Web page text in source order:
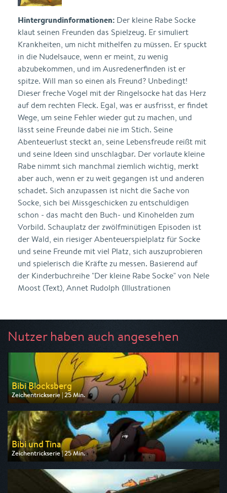
Hintergrundinformationen: Der kleine Rabe Socke
klaut seinen Freunden das Spielzeug. Er simuliert
Krankheiten, um nicht mithelfen zu müssen. Er spuckt
in die Nudelsauce, wenn er meint, zu wenig
abzubekommen, und im Ausredenerfinden ist er
spitze. Will man so einen als Freund? Unbedingt!
Dieser freche Vogel mit der Ringelsocke hat das Herz
auf dem rechten Fleck. Egal, was er ausfrisst, er findet
Wege, um seine Fehler wieder gut zu machen, und
lässt seine Freunde dabei nie im Stich. Seine
Abenteuerlust steckt an, seine Lebensfreude reißt mit
und seine Ideen sind unschlagbar. Der vorlaute kleine
Rabe nimmt sich manchmal ziemlich wichtig, merkt
aber auch, wenn er zu weit gegangen ist und anderen
schadet. Sich anzupassen ist nicht die Sache von
Socke, sich bei Missgeschicken zu entschuldigen
schon - das macht den Buch- und Kinohelden zum
Vorbild. Schauplatz der zwölfminütigen Episoden ist
der Wald, ein riesiger Abenteuerspielplatz für Socke
und seine Freunde mit viel Platz, sich auszuprobieren
und spielerisch die Kräfte zu messen. Basierend auf
der Kinderbuchreihe "Der kleine Rabe Socke" von Nele
Moost (Text), Annet Rudolph (Illustrationen
Nutzer haben auch angesehen
Bibi Blocksberg
Zeichentrickserie | 25 Min.
Ausgestrahlt von ZDF
am 09.08.2026, 07:25
Bibi und Tina
Zeichentrickserie | 25 Min.
Ausgestrahlt von ZDF
am 09.08.2026, 07:50